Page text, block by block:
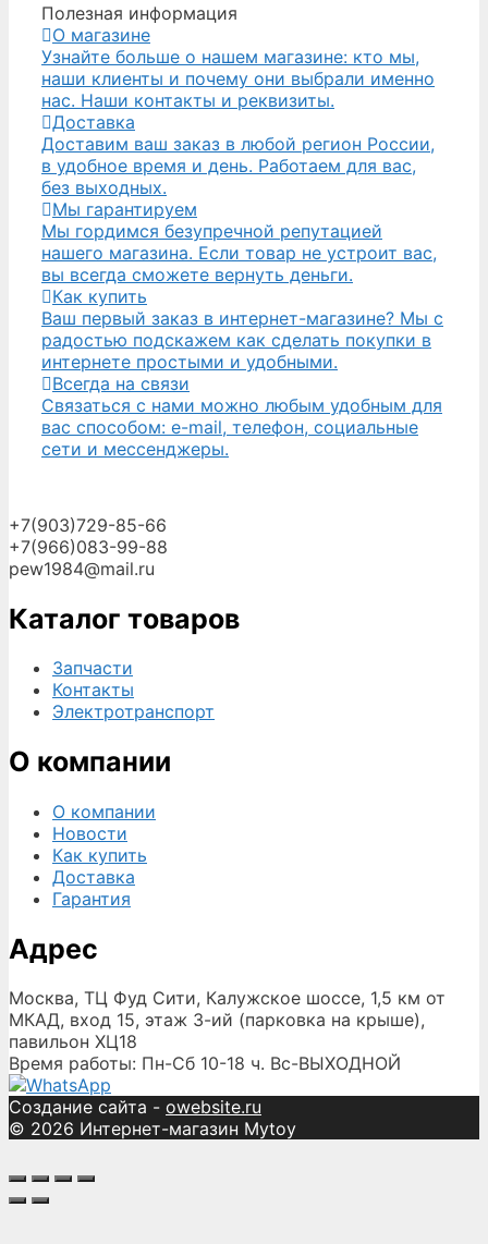
Полезная информация
О магазине
Узнайте больше о нашем магазине: кто мы,
наши клиенты и почему они выбрали именно
нас. Наши контакты и реквизиты.
Доставка
Доставим ваш заказ в любой регион России,
в удобное время и день. Работаем для вас,
без выходных.
Мы гарантируем
Мы гордимся безупречной репутацией
нашего магазина. Если товар не устроит вас,
вы всегда сможете вернуть деньги.
Как купить
Ваш первый заказ в интернет-магазине? Мы с
радостью подскажем как сделать покупки в
интернете простыми и удобными.
Всегда на связи
Связаться с нами можно любым удобным для
вас способом: e-mail, телефон, социальные
сети и мессенджеры.
+7(903)729-85-66
+7(966)083-99-88
pew1984@mail.ru
Каталог товаров
Запчасти
Контакты
Электротранспорт
О компании
О компании
Новости
Как купить
Доставка
Гарантия
Адрес
Москва, ТЦ Фуд Сити, Калужское шоссе, 1,5 км от
МКАД, вход 15, этаж 3-ий (парковка на крыше),
павильон ХЦ18
Время работы: Пн-Сб 10-18 ч. Вс-ВЫХОДНОЙ
Создание сайта - owebsite.ru
© 2026 Интернет-магазин Mytoy